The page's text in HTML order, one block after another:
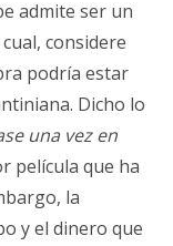
admite ser un
considere
podría estar
Dicho lo
una vez en
película que ha
la
y el dinero que